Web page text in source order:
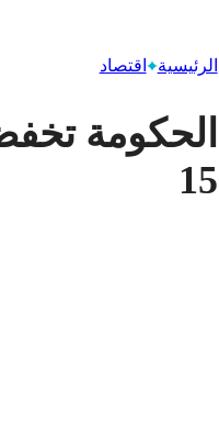
الرئيسية اقتصاد
15